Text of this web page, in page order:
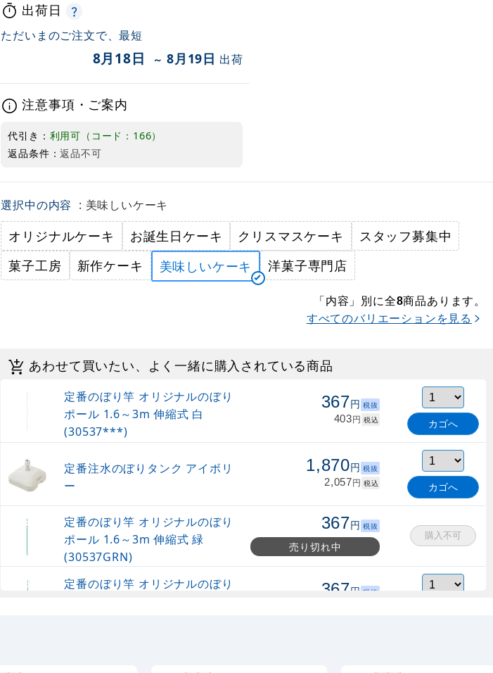
出荷日
ただいまのご注文で、最短
8月18日 ～ 8月19日 出荷
注意事項・ご案内
代引き： 利用可（コード：166）
返品条件：返品不可
選択中の内容 : 美味しいケーキ
オリジナルケーキ お誕生日ケーキ クリスマスケーキ
スタッフ募集中
菓子工房
新作ケーキ 美味しいケーキ 洋菓子専門店
「内容」別に全8商品あります。
すべてのバリエーションを見る
あわせて買いたい、よく一緒に購入されている商品
定番のぼり竿 オリジナルのぼり
ポール 1.6～3m 伸縮式 白
(30537***)
367円 税抜
403円 税込 カゴへ
定番注水のぼりタンク アイボリ
ー
1,870円 税抜
2,057円 税込 カゴへ
定番のぼり竿 オリジナルのぼり
ポール 1.6～3m 伸縮式 緑
(30537GRN)
367円 税抜
売り切れ中
購入不可
定番のぼり竿 オリジナルのぼり
367円 税抜